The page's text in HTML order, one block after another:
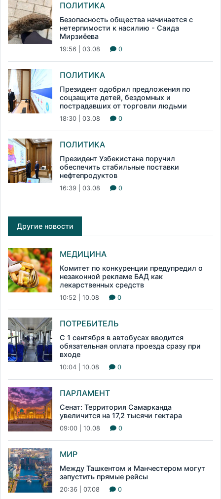
ПОЛИТИКА
Безопасность общества начинается с
нетерпимости к насилию - Саида
Мирзиёева
19:56 | 03.08 0
ПОЛИТИКА
Президент одобрил предложения по
соцзащите детей, бездомных и
пострадавших от торговли людьми
18:30 | 03.08 0
ПОЛИТИКА
Президент Узбекистана поручил
обеспечить стабильные поставки
нефтепродуктов
16:39 | 03.08 0
Другие новости
МЕДИЦИНА
Комитет по конкуренции предупредил о
незаконной рекламе БАД как
лекарственных средств
10:52 | 10.08 0
ПОТРЕБИТЕЛЬ
С 1 сентября в автобусах вводится
обязательная оплата проезда сразу при
входе
10:04 | 10.08 0
ПАРЛАМЕНТ
Сенат: Территория Самарканда
увеличится на 17,2 тысячи гектара
09:00 | 10.08 0
МИР
Между Ташкентом и Манчестером могут
запустить прямые рейсы
20:36 | 07.08 0